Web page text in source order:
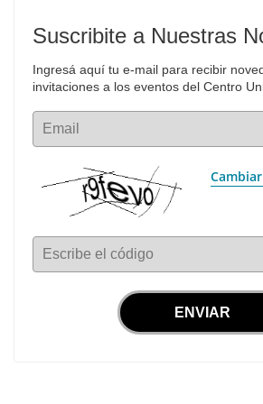
Suscribite a Nuestras
Ingresá aquí tu e-mail para recibir
invitaciones a los eventos del Centro
Email
Escribe el código